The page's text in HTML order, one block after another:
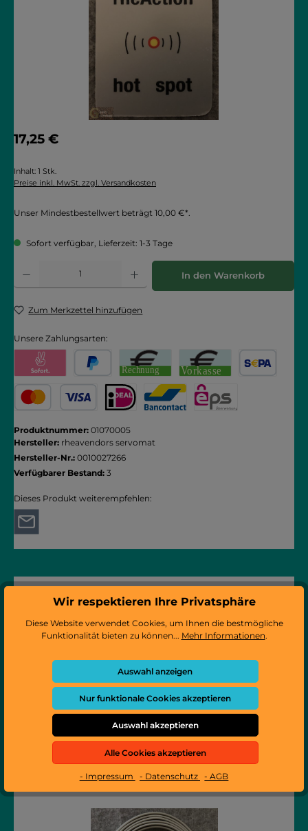
Regulärer Preis:
17,25 €
Inhalt: 1 Stk.
Preise inkl. MwSt. zzgl. Versandkosten
Unser Mindestbestellwert beträgt 10,00 €*.
Sofort verfügbar, Lieferzeit: 1-3 Tage
Produkt Anzahl: Gib den gewünschten Wert ein oder benutze die
In den Warenkorb
Zum Merkzettel hinzufügen
Unsere Zahlungsarten:
Rechnung Vorkasse
Produktnummer: 01070005
Hersteller: rheavendors servomat
Hersteller-Nr.: 0010027266
Verfügbarer Bestand: 3
Dieses Produkt weiterempfehlen:
Beschreibung
Aufkleber (ca. 48x60mm B/H) für den Gehäusedeckel oder die
Gehäusetür. Mit diesem Aufkleber weisen auf den Bereich hin, in
Bewertungen
Produktgalerie überspringen
Wir respektieren Ihre Privatsphäre
Diese Website verwendet Cookies, um Ihnen die bestmögliche
Funktionalität bieten zu können... Mehr Informationen.
Auswahl anzeigen
Nur funktionale Cookies akzeptieren
Auswahl akzeptieren
Alle Cookies akzeptieren
- Impressum - Datenschutz - AGB